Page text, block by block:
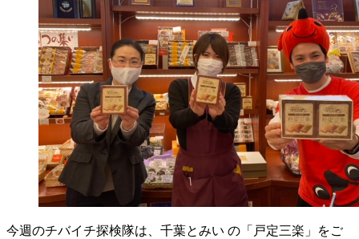
今週のチバイチ探検隊は、千葉とみい の「戸定三楽」をご